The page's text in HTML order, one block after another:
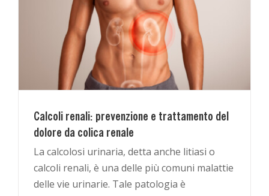
Calcoli renali: prevenzione e trattamento del
dolore da colica renale
La calcolosi urinaria, detta anche litiasi o
calcoli renali, è una delle più comuni malattie
delle vie urinarie. Tale patologia è